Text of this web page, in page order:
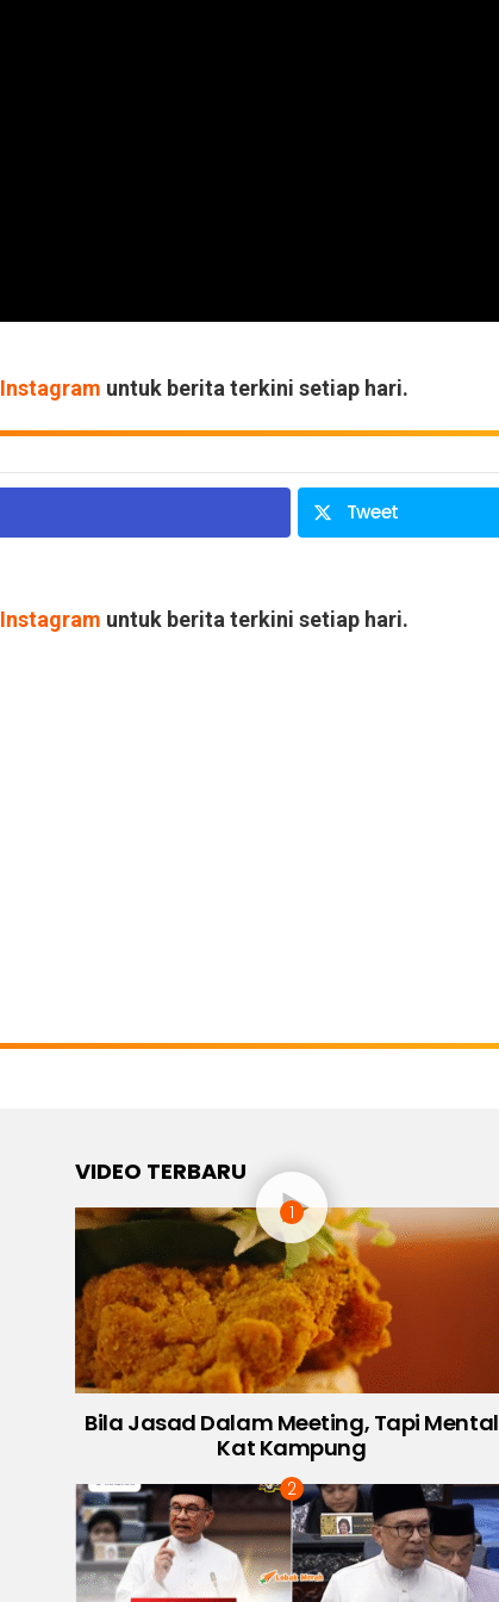
Instagram untuk berita terkini setiap hari.
Tweet
Instagram untuk berita terkini setiap hari.
VIDEO TERBARU
Bila Jasad Dalam Meeting, Tapi Mental
Kat Kampung